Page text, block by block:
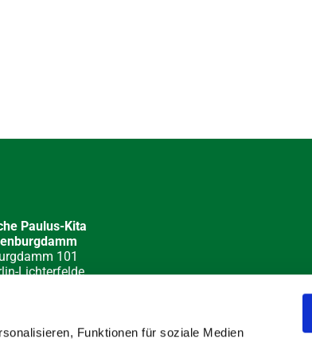
Funktionen für soziale Medien
Paulus-Kita
101
Lichterfelde
Hans Werner Müller, Klaus Böse